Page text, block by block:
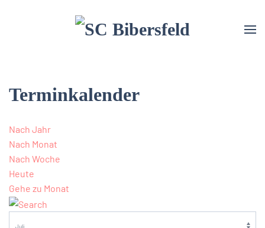
Terminkalender
Nach Jahr
Nach Monat
Nach Woche
Heute
Gehe zu Monat